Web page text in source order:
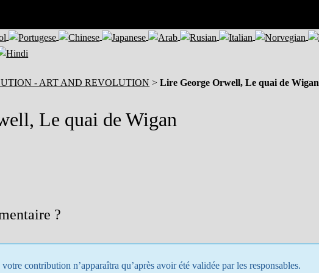
- ART AND REVOLUTION >Lire George Orwell, Le quai de Wigan
Le quai de Wigan
?
contribution n’apparaîtra qu’après avoir été validée par les responsables.